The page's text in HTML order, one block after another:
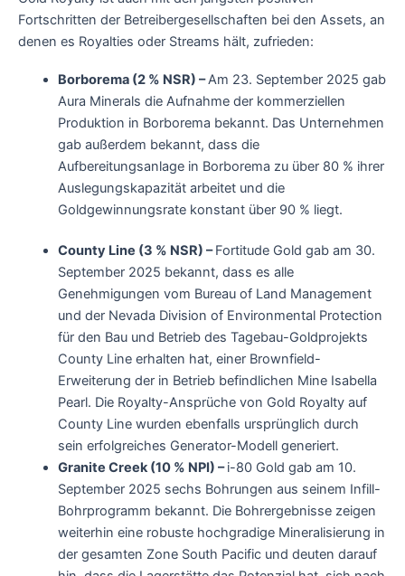
Fortschritten der Betreibergesellschaften bei den Assets, an
denen es Royalties oder Streams hält, zufrieden:
Borborema (2 % NSR) –Am 23. September 2025 gab
Aura Minerals die Aufnahme der kommerziellen
Produktion in Borborema bekannt. Das Unternehmen
gab außerdem bekannt, dass die
Aufbereitungsanlage in Borborema zu über 80 % ihrer
Auslegungskapazität arbeitet und die
Goldgewinnungsrate konstant über 90 % liegt.
County Line (3 % NSR) –Fortitude Gold gab am 30.
September 2025 bekannt, dass es alle
Genehmigungen vom Bureau of Land Management
und der Nevada Division of Environmental Protection
für den Bau und Betrieb des Tagebau-Goldprojekts
County Line erhalten hat, einer Brownfield-
Erweiterung der in Betrieb befindlichen Mine Isabella
Pearl. Die Royalty-Ansprüche von Gold Royalty auf
County Line wurden ebenfalls ursprünglich durch
sein erfolgreiches Generator-Modell generiert.
Granite Creek (10 % NPI) –i-80 Gold gab am 10.
September 2025 sechs Bohrungen aus seinem Infill-
Bohrprogramm bekannt. Die Bohrergebnisse zeigen
weiterhin eine robuste hochgradige Mineralisierung in
der gesamten Zone South Pacific und deuten darauf